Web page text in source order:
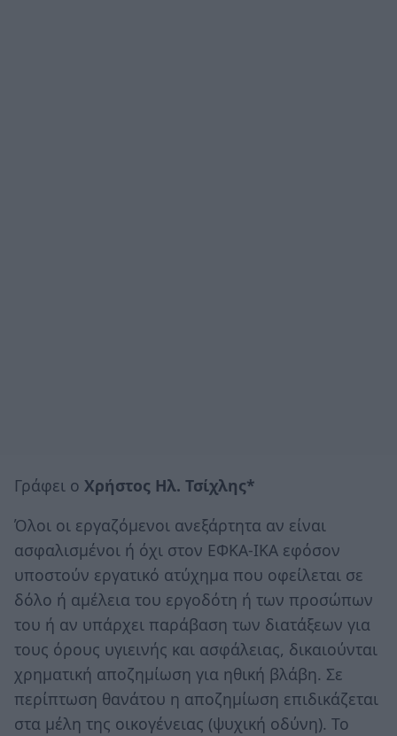
Γράφει ο Χρήστος Ηλ. Τσίχλης*
Όλοι οι εργαζόμενοι ανεξάρτητα αν είναι
ασφαλισμένοι ή όχι στον ΕΦΚΑ-ΙΚΑ εφόσον
υποστούν εργατικό ατύχημα που οφείλεται σε
δόλο ή αμέλεια του εργοδότη ή των προσώπων
του ή αν υπάρχει παράβαση των διατάξεων για
τους όρους υγιεινής και ασφάλειας, δικαιούνται
χρηματική αποζημίωση για ηθική βλάβη. Σε
περίπτωση θανάτου η αποζημίωση επιδικάζεται
στα μέλη της οικογένειας (ψυχική οδύνη). Το